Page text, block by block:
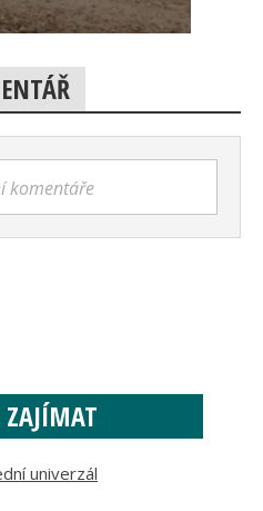
komentáře
ZAJÍMAT
univerzál